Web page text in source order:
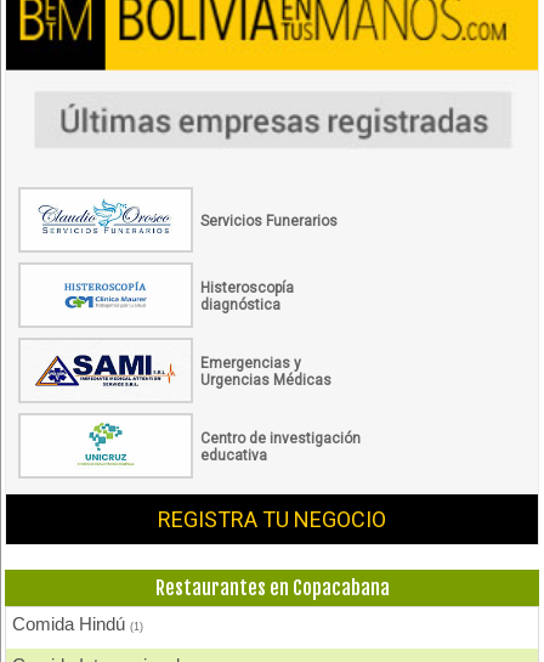
Servicios Funerarios
Histeroscopía
diagnóstica
Emergencias y
Urgencias Médicas
Centro de investigación
educativa
REGISTRA TU NEGOCIO
Restaurantes en Copacabana
Comida Hindú(1)